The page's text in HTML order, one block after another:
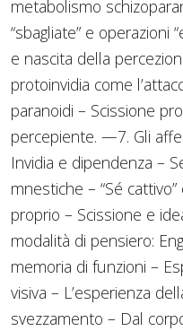
metabolismo
“sbagliate” e operazioni
e nascita della
protoinvidia come
paranoidi – Scissione
percepiente. —7. Gli
Invidia e dipendenza –
mnestiche – “Sé
proprio – Scissione e
modalità di pensiero:
memoria di funzioni –
visiva – L’esperienza
svezzamento – Dal